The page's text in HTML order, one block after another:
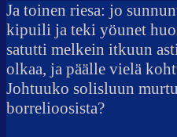
Ja toinen riesa: jo
kipuili ja teki yöunet
satutti melkein itkuun
olkaa, ja päälle vielä
Johtuuko solisluun
borrelioosista?